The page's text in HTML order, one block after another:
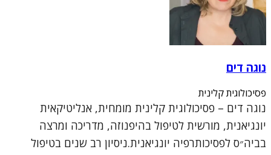
נוגה דים
פסיכולוגית קלינית
נוגה דים – פסיכולוגית קלינית מומחית, אנליטיקאית
יונגיאנית, מורשית לטיפול בהיפנוזה, מדריכה ומרצה
בביה״ס לפסיכותרפיה יונגיאנית.ניסיון רב שנים בטיפול